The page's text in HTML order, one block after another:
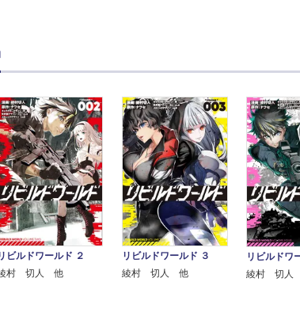
ビルドワールド ２
村 切人 他
リビルドワールド ３
綾村 切人 他
リビルドワ
綾村 切人